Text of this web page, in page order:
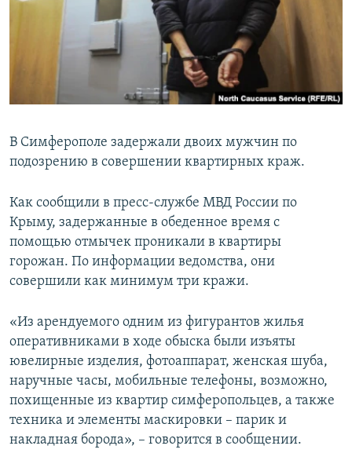
ПОБЕДИТЕЛЕЙ НЕ СУДЯТ?
КРЫМ.НЕПОКОРЕННЫЙ
УКРАИНСКАЯ ПРОБЛЕМА КРЫМА
ПРИСОЕДИНЯЙТЕСЬ!
В Симферополе задержали двоих мужчин по
подозрению в совершении квартирных краж.
Как сообщили в пресс-службе МВД России по
Крыму, задержанные в обеденное время с
помощью отмычек проникали в квартиры
горожан. По информации ведомства, они
совершили как минимум три кражи.
«Из арендуемого одним из фигурантов жилья
оперативниками в ходе обыска были изъяты
ювелирные изделия, фотоаппарат, женская шуба,
наручные часы, мобильные телефоны, возможно,
похищенные из квартир симферопольцев, а также
техника и элементы маскировки – парик и
накладная борода», – говорится в сообщении.